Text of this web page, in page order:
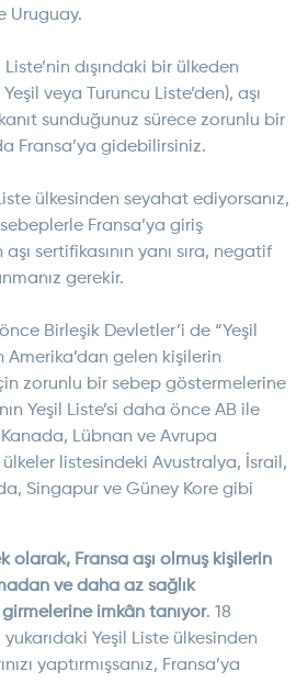
Uruguay.
Liste’nin dışındaki bir ülkeden
veya Turuncu Liste’den), aşı
sunduğunuz sürece zorunlu bir
Fransa’ya gidebilirsiniz.
ülkesinden seyahat ediyorsanız,
Fransa’ya giriş
sertifikasının yanı sıra, negatif
gerekir.
Birleşik Devletler’i de “Yeşil
Amerika’dan gelen kişilerin
zorunlu bir sebep göstermelerine
Yeşil Liste’si daha önce AB ile
Lübnan ve Avrupa
ülkeler listesindeki Avustralya, İsrail,
Singapur ve Güney Kore gibi
olarak, Fransa aşı olmuş kişilerin
ve daha az sağlık
girmelerine imkân tanıyor. 18
Yeşil Liste ülkesinden
yaptırmışsanız, Fransa’ya